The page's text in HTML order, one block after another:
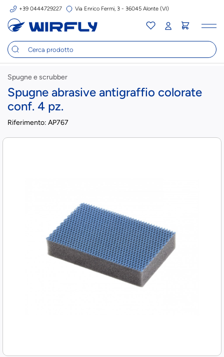
+39 0444729227 Via Enrico Fermi, 3 - 36045 Alonte (VI)
Spugne e scrubber
Spugne abrasive antigraffio colorate
conf. 4 pz.
Riferimento: AP767